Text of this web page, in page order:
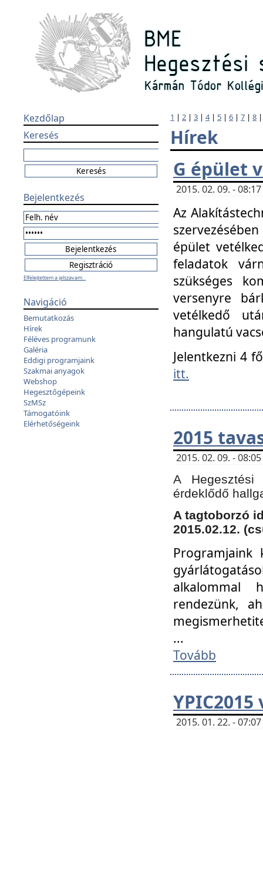
Kezdőlap
Keresés
Bejelentkezés
Elfelejtettem a jelszavam...
Navigáció
Bemutatkozás
Hírek
Féléves programunk
Galéria
Eddigi programjaink
Szakmai anyagok
Webshop
Hegesztőgépeink
SzMSz
Támogatóink
Elérhetőségeink
1 | 2 | 3 | 4| 5 | 6 | 7 | 8
Hírek
G épület
2015. 02. 09. -
Az
épület
feladatok
szükséges
versenyre
vetélkedő
hangulatú
Jelentkezni 4
itt.
2015
2015. 02. 09. -
A
érdeklődő
A tagtoborzó
2015.02.12.
Programjaink
alkalommal
rendezünk,
...
Tovább
YPIC2015
2015. 01. 22. -